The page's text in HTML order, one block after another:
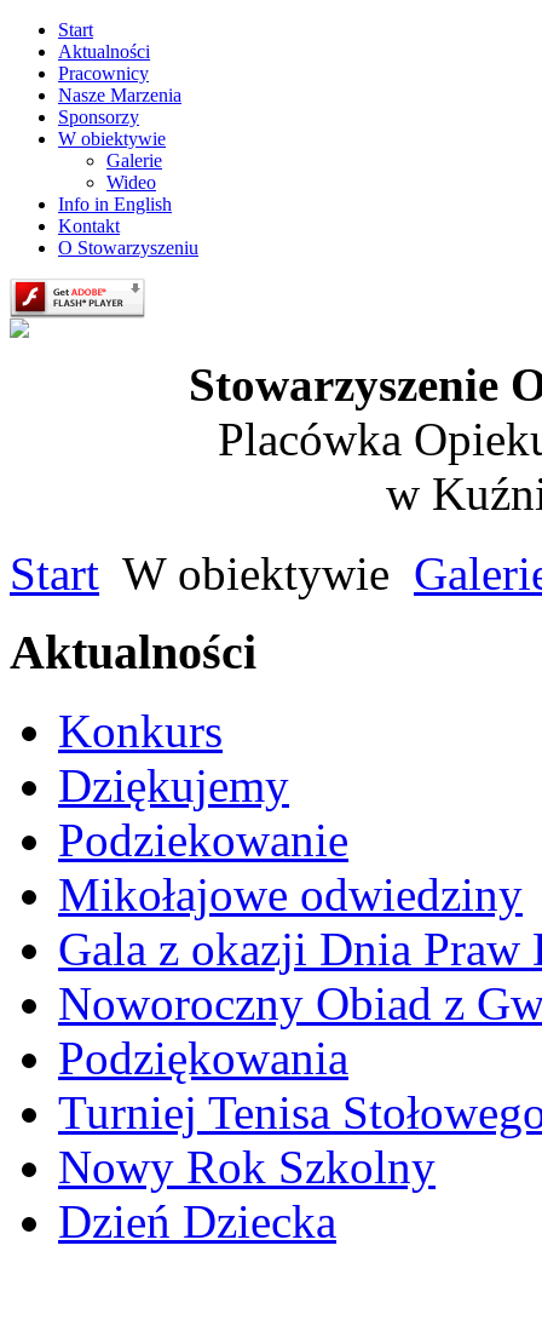
Start
Aktualności
Pracownicy
Nasze Marzenia
Sponsorzy
W obiektywie
Galerie
Wideo
Info in English
Kontakt
O Stowarzyszeniu
Stowarzyszenie
Placówka
w
Start W obiektywie
Aktualności
Konkurs
Dziękujemy
Podziekowanie
Mikołajowe odwiedziny
Gala z okazji Dnia Praw
Noworoczny Obiad z
Podziękowania
Turniej Tenisa
Nowy Rok Szkolny
Dzień Dziecka